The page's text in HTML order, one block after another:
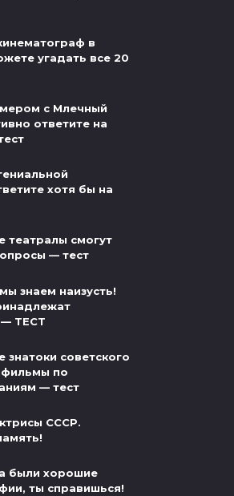
в
угадать все 20
с Млечный
ответите на
хотя бы на
театралы смогут
— тест
знаем наизусть!
— ТЕСТ
знатоки советского
фильмы по
— тест
СССР.
были хорошие
ты справишься!